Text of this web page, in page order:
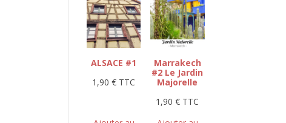
ALSACE #1
1,90€ TTC
Marrakech
#2 Le Jardin
Majorelle
1,90€ TTC